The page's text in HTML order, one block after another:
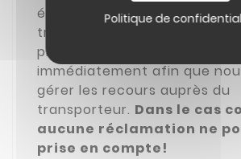
émettre des réserves sur le
transport, avec des photos à
préférence et nous
immédiatement afin que
gérer les recours auprès du
transporteur. Dans le cas
aucune réclamation ne
prise en compte!
Politique de